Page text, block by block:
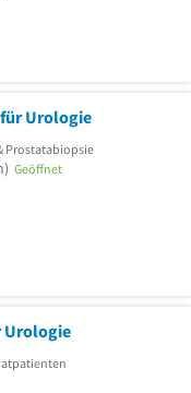
Urologie
Prostatabiopsie
Geöffnet
Urologie